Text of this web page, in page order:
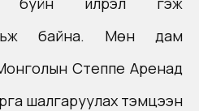
байна. Мөн дам
Степпе Аренад
шалгаруулах тэмцээн